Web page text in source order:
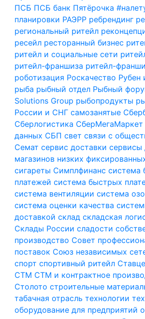
ПСБ ПСБ банк Пятёрочка
планировки РАЭРР ребрендинг
региональный ритейл
ресейл ресторанный бизнес
ритейл и социальные сети
ритейл-франшиза ритейл-
роботизация Роскачество Рубен
рыба рыбный отдел Рыбный
Solutions Group рыбопродукты
России и СНГ самозанятые
Сберлогистика СберМегаМаркет
данных СБП свет связи с
Семат сервис доставки сервисы
магазинов низких
сигареты Симплфинанс система
платежей система быстрых
система вентиляции система
система оценки качества
доставкой склад складская
Склады России сладости
производство Совет
поставок Союз независимых
спорт спортивный ритейл
СТМ СТМ и контрактное
Столото строительные
табачная отрасль технологии
оборудование для предприятий